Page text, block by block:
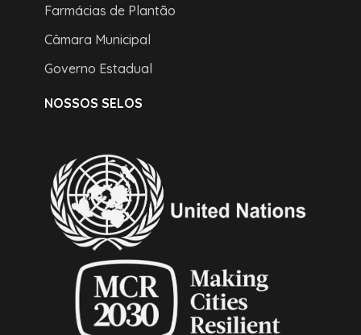
Farmácias de Plantão
Câmara Municipal
Governo Estadual
NOSSOS SELOS